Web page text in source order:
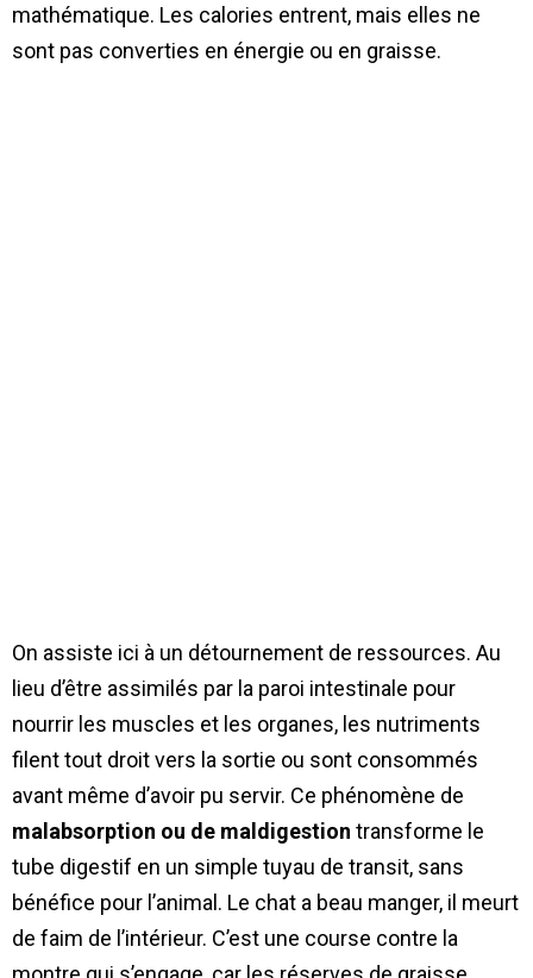
mathématique. Les calories entrent, mais elles ne
sont pas converties en énergie ou en graisse.
On assiste ici à un détournement de ressources. Au
lieu d’être assimilés par la paroi intestinale pour
nourrir les muscles et les organes, les nutriments
filent tout droit vers la sortie ou sont consommés
avant même d’avoir pu servir. Ce phénomène de
malabsorption ou de maldigestion transforme le
tube digestif en un simple tuyau de transit, sans
bénéfice pour l’animal. Le chat a beau manger, il meurt
de faim de l’intérieur. C’est une course contre la